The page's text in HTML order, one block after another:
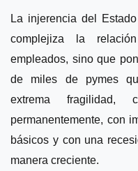
La injerencia del
complejiza la
empleados, sino que
de miles de pymes
extrema fragilidad,
permanentemente, con
básicos y con una
manera creciente.